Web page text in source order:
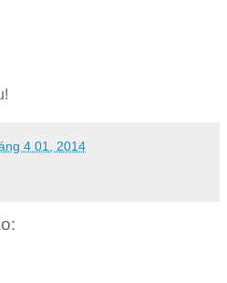
4 01, 2014